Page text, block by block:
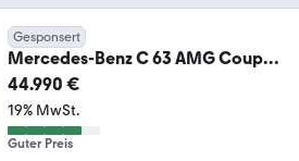
Gesponsert
Mercedes-Benz C 63 AMG Coupe
4.0 V8 Night Pano Virtual SportAG
44.990 €
19% MwSt.
Guter Preis